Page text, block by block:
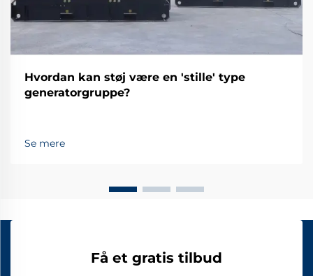
Hvordan kan støj være en 'stille' type
generatorgruppe?
Se mere
Få et gratis tilbud